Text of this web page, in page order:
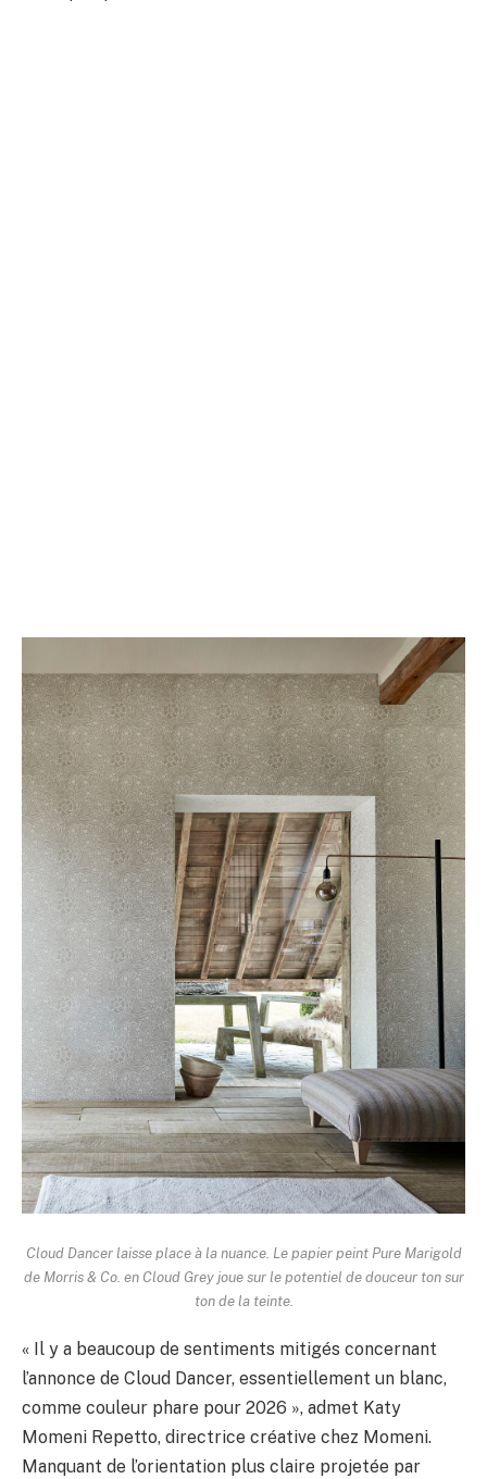
Cloud Dancer laisse place à la nuance. Le papier peint Pure Marigold
de Morris & Co. en Cloud Grey joue sur le potentiel de douceur ton sur
ton de la teinte.
« Il y a beaucoup de sentiments mitigés concernant
l’annonce de Cloud Dancer, essentiellement un blanc,
comme couleur phare pour 2026 », admet Katy
Momeni Repetto, directrice créative chez Momeni.
Manquant de l’orientation plus claire projetée par